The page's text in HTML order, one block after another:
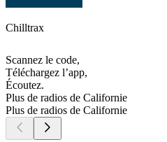
Chilltrax
Scannez le code,
Téléchargez l’app,
Écoutez.
Plus de radios de Californie
Plus de radios de Californie